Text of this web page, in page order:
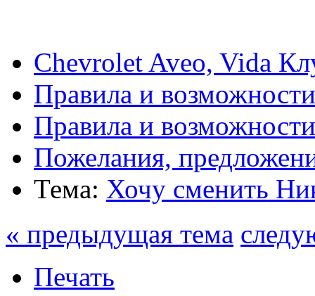
Chevrolet Aveo, Vida
Правила и
Правила и
Пожелания,
Тема: Хочу сменить
« предыдущая тема
Печать